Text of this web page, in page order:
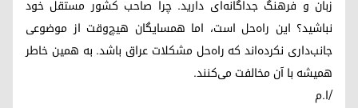
زبان و فرهنگ جداگانه‌ای دارید. چرا صاحب کشور مستقل خود
نباشید؟ این راه‌حل است، اما همسایگان هیچ‌وقت از موضوعی
جانب‌داری نکرده‌اند کە راه‌حل مشکلات عراق باشد. بە همین خاطر
همیشە با آن مخالفت می‌کنند.
/ا.م